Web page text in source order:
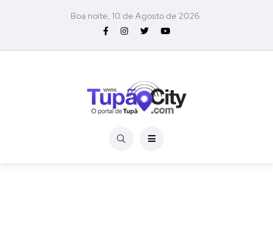
Boa noite, 10 de Agosto de 2026